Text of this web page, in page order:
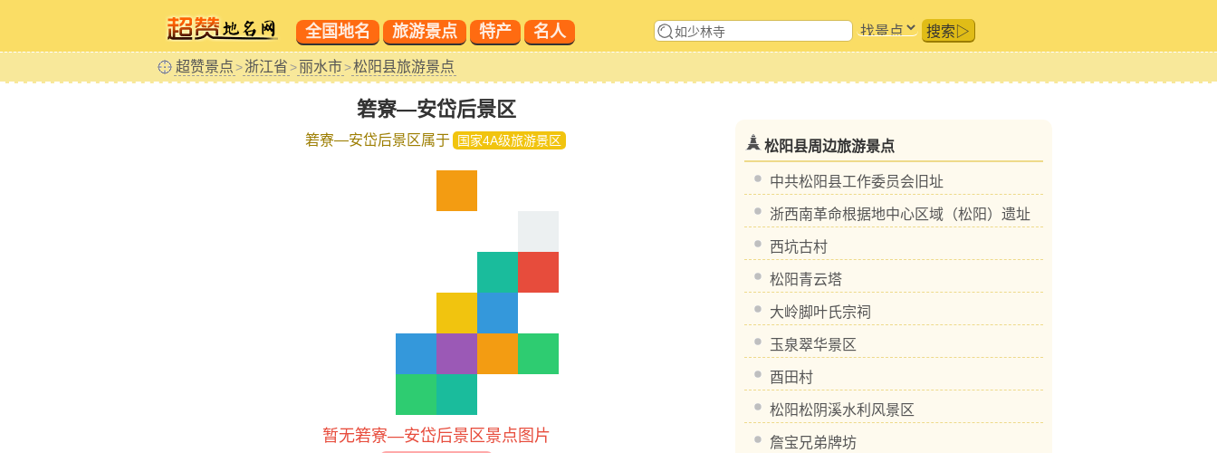
全国地名 旅游景点 特产 名人 搜索▷
超赞景点>浙江省>丽水市>松阳县旅游景点
箬寮—安岱后景区
箬寮—安岱后景区属于 国家4A级旅游景区
暂无箬寮—安岱后景区景点图片
松阳县周边旅游景点
中共松阳县工作委员会旧址
浙西南革命根据地中心区域（松阳）遗址
西坑古村
松阳青云塔
大岭脚叶氏宗祠
玉泉翠华景区
酉田村
松阳松阴溪水利风景区
詹宝兄弟牌坊